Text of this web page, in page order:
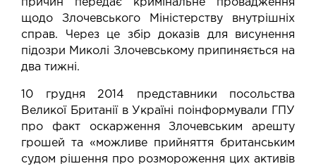
причин передає кримінальне провадження
щодо Злочевського Міністерству внутрішніх
справ. Через це збір доказів для висунення
підозри Миколі Злочевському припиняється на
два тижні.
10 грудня 2014 представники посольства
Великої Британії в Україні поінформували ГПУ
про факт оскарження Злочевським арешту
грошей та «можливе прийняття британським
судом рішення про розмороження цих активів